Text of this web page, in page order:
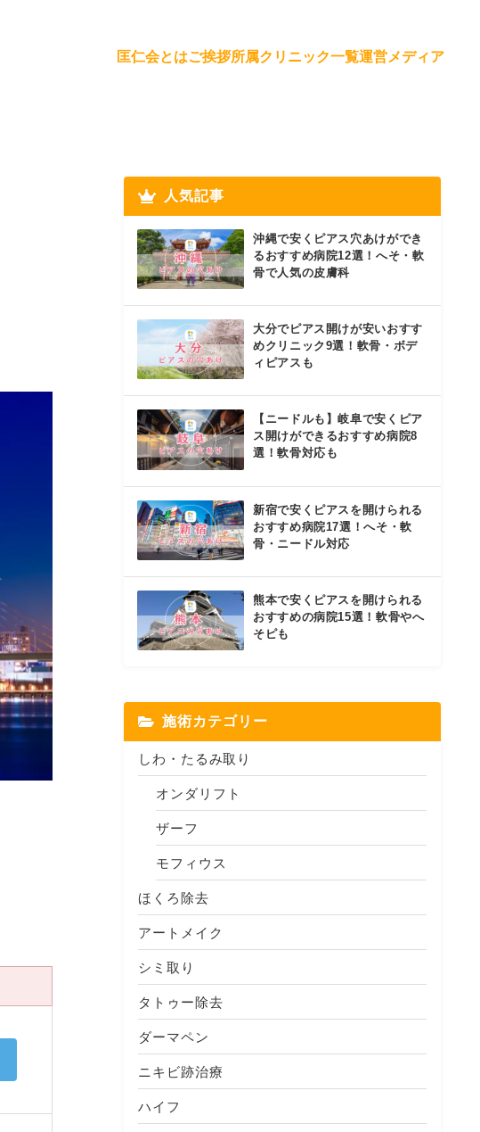
匡仁会とはご挨拶所属クリニック一覧運営メディア
人気記事
沖縄で安くピアス穴あけができ
るおすすめ病院12選！へそ・軟
骨で人気の皮膚科
大分でピアス開けが安いおすす
めクリニック9選！軟骨・ボデ
ィピアスも
【ニードルも】岐阜で安くピア
ス開けができるおすすめ病院8
選！軟骨対応も
新宿で安くピアスを開けられる
おすすめ病院17選！へそ・軟
骨・ニードル対応
熊本で安くピアスを開けられる
おすすめの病院15選！軟骨やへ
そピも
施術カテゴリー
しわ・たるみ取り
オンダリフト
ザーフ
モフィウス
ほくろ除去
アートメイク
シミ取り
タトゥー除去
ダーマペン
ニキビ跡治療
ハイフ